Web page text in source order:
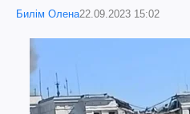
Билім Олена22.09.2023 15:02